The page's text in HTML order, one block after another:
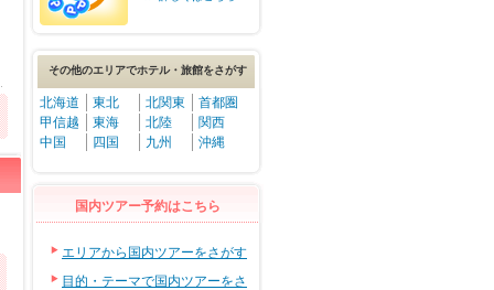
その他のエリアでホテル・旅館をさがす
北海道 東北 北関東
首都圏
甲信越
東海 北陸
関西
中国
四国 九州 沖縄
国内ツアー予約はこちら
エリアから国内ツアーをさがす
目的・テーマで国内ツアーをさ